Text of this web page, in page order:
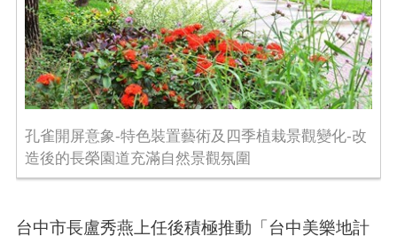
孔雀開屏意象-特色裝置藝術及四季植栽景觀變化-改
造後的長榮園道充滿自然景觀氛圍
台中市長盧秀燕上任後積極推動「台中美樂地計